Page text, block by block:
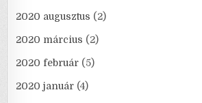
2020 augusztus (2)
2020 március (2)
2020 február (5)
2020 január (4)